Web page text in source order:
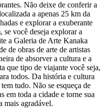
Não deixe de conferir a
a apenas 25 km da
e explorar a exuberante
você deseja explorar a
a Galeria de Arte Kanaka
de obras de arte de artistas
de absorver a cultura e a
tipo de viajante você seja,
todos. Da história e cultura
tudo. Não se esqueça de
em toda a cidade e torne sua
mais agradável.